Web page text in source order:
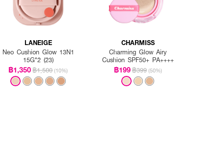
LANEIGE
Neo Cushion Glow 13N1
15G*2 (23)
฿1,350฿1,500 (10%)
CHARMISS
Charming Glow Airy
Cushion SPF50+ PA++++
฿199฿399 (50%)